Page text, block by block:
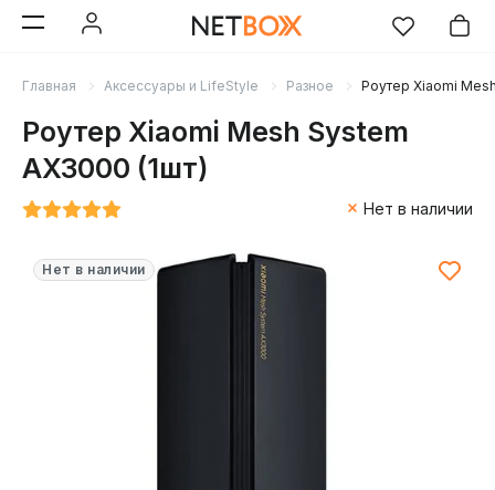
Главная Аксессуары и LifeStyle Разное Роутер Xiaomi
Роутер Xiaomi Mesh System
AX3000 (1шт)
Нет в наличии
Нет в наличии